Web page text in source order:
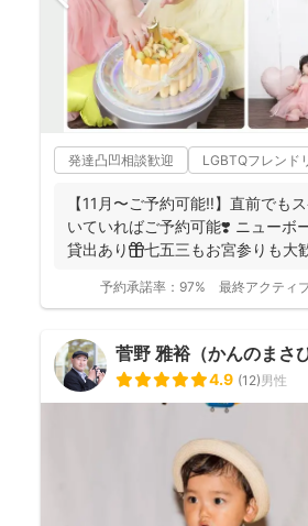
発達凸凹相談歓迎 LGBTQフレンド
【11月〜ご予約可能‼︎】直前でも
いていればご予約可能❣️ ニューボ
貸出あり🎁七五三もお宮参りも大
予約承諾率： 97% 最終アクティ
菅野 雅裕（かんのまさ
4.9 (12)男性